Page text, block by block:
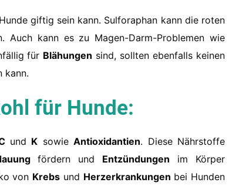
giftig sein kann. Sulforaphan kann die roten
Auch kann es zu Magen-Darm-Problemen wie
für Blähungen sind, sollten ebenfalls keinen
kann.
für Hunde:
und K sowieAntioxidantien. Diese Nährstoffe
fördern und Entzündungen im Körper
von Krebs und Herzerkrankungen bei Hunden